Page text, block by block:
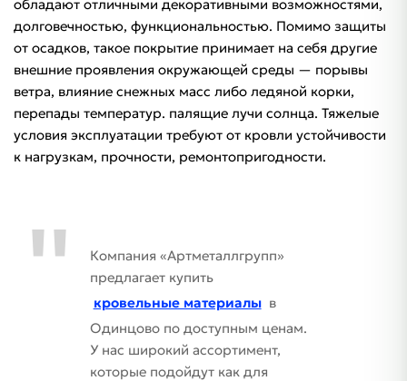
обладают отличными декоративными возможностями,
долговечностью, функциональностью. Помимо защиты
от осадков, такое покрытие принимает на себя другие
внешние проявления окружающей среды — порывы
ветра, влияние снежных масс либо ледяной корки,
перепады температур. палящие лучи солнца. Тяжелые
условия эксплуатации требуют от кровли устойчивости
к нагрузкам, прочности, ремонтопригодности.
Компания «Артметаллгрупп»
предлагает купить
кровельные материалы в
Одинцово по доступным ценам.
У нас широкий ассортимент,
которые подойдут как для